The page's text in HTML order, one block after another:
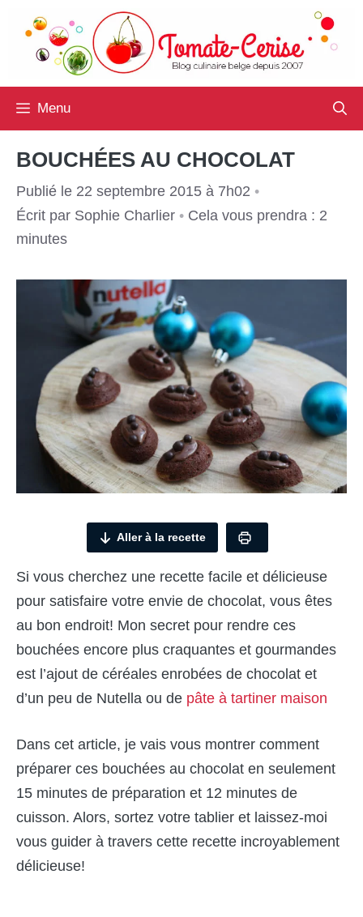
contenu
Menu
BOUCHÉES AU CHOCOLAT
Publié le 22 septembre 2015 à 7h02 •
Écrit par Sophie Charlier • Cela vous prendra : 2
minutes
Aller à la recette
Si vous cherchez une recette facile et délicieuse
pour satisfaire votre envie de chocolat, vous êtes
au bon endroit! Mon secret pour rendre ces
bouchées encore plus craquantes et gourmandes
est l’ajout de céréales enrobées de chocolat et
d’un peu de Nutella ou de pâte à tartiner maison
Dans cet article, je vais vous montrer comment
préparer ces bouchées au chocolat en seulement
15 minutes de préparation et 12 minutes de
cuisson. Alors, sortez votre tablier et laissez-moi
vous guider à travers cette recette incroyablement
délicieuse!